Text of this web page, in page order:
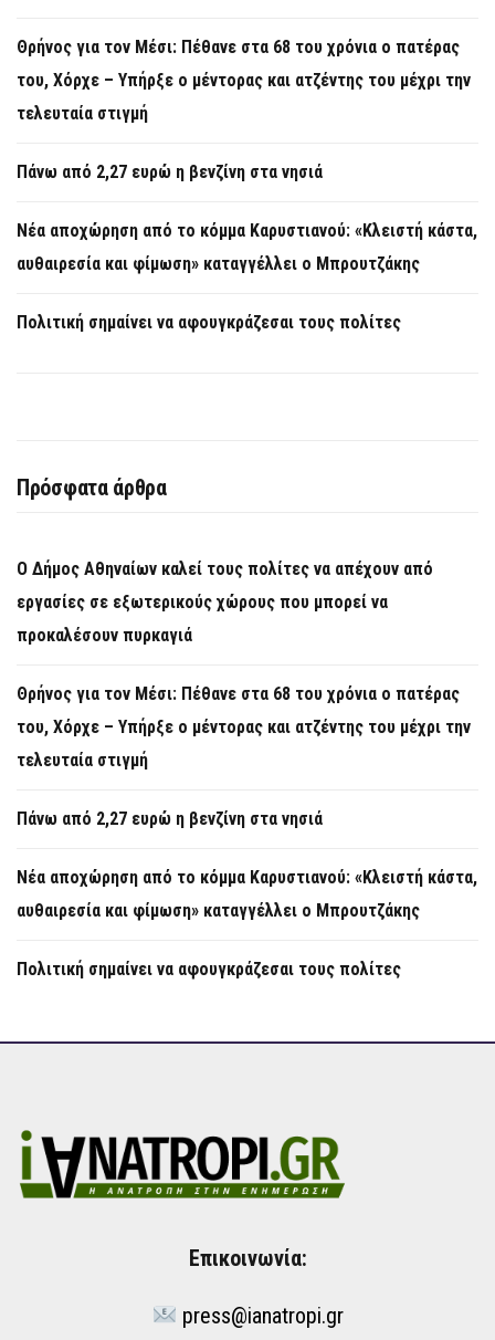
Θρήνος για τον Μέσι: Πέθανε στα 68 του χρόνια ο πατέρας
του, Χόρχε – Υπήρξε ο μέντορας και ατζέντης του μέχρι την
τελευταία στιγμή
Πάνω από 2,27 ευρώ η βενζίνη στα νησιά
Νέα αποχώρηση από το κόμμα Καρυστιανού: «Κλειστή κάστα,
αυθαιρεσία και φίμωση» καταγγέλλει ο Μπρουτζάκης
Πολιτική σημαίνει να αφουγκράζεσαι τους πολίτες
Πρόσφατα άρθρα
Ο Δήμος Αθηναίων καλεί τους πολίτες να απέχουν από
εργασίες σε εξωτερικούς χώρους που μπορεί να
προκαλέσουν πυρκαγιά
Θρήνος για τον Μέσι: Πέθανε στα 68 του χρόνια ο πατέρας
του, Χόρχε – Υπήρξε ο μέντορας και ατζέντης του μέχρι την
τελευταία στιγμή
Πάνω από 2,27 ευρώ η βενζίνη στα νησιά
Νέα αποχώρηση από το κόμμα Καρυστιανού: «Κλειστή κάστα,
αυθαιρεσία και φίμωση» καταγγέλλει ο Μπρουτζάκης
Πολιτική σημαίνει να αφουγκράζεσαι τους πολίτες
Επικοινωνία:
press@ianatropi.gr